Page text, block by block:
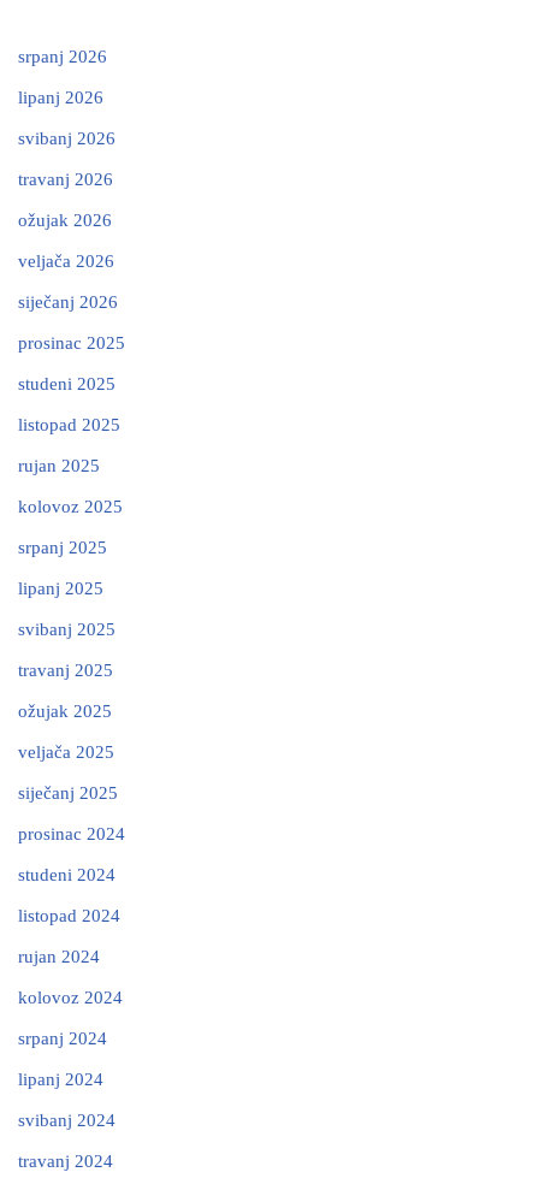
srpanj 2026
lipanj 2026
svibanj 2026
travanj 2026
ožujak 2026
veljača 2026
siječanj 2026
prosinac 2025
studeni 2025
listopad 2025
rujan 2025
kolovoz 2025
srpanj 2025
lipanj 2025
svibanj 2025
travanj 2025
ožujak 2025
veljača 2025
siječanj 2025
prosinac 2024
studeni 2024
listopad 2024
rujan 2024
kolovoz 2024
srpanj 2024
lipanj 2024
svibanj 2024
travanj 2024